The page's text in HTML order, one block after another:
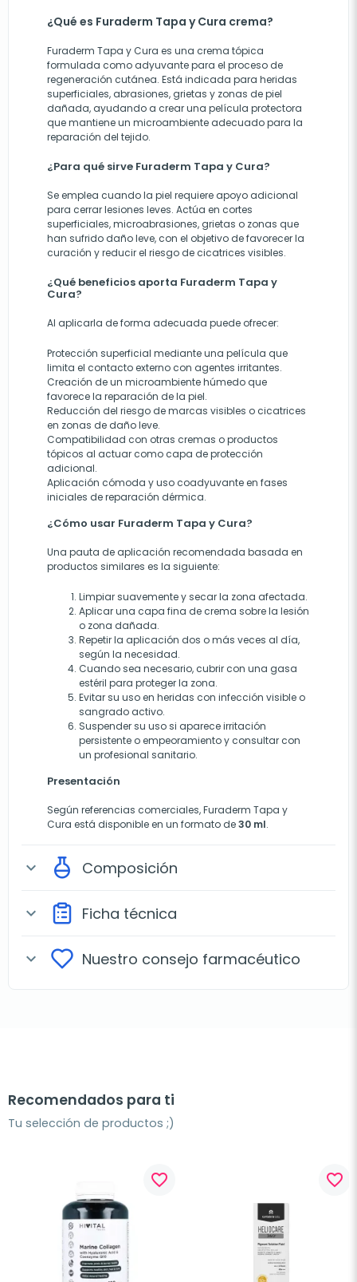
¿Qué es Furaderm Tapa y Cura crema?
Furaderm Tapa y Cura es una crema tópica
formulada como adyuvante para el proceso de
regeneración cutánea. Está indicada para heridas
superficiales, abrasiones, grietas y zonas de piel
dañada, ayudando a crear una película protectora
que mantiene un microambiente adecuado para la
reparación del tejido.
¿Para qué sirve Furaderm Tapa y Cura?
Se emplea cuando la piel requiere apoyo adicional
para cerrar lesiones leves. Actúa en cortes
superficiales, microabrasiones, grietas o zonas que
han sufrido daño leve, con el objetivo de favorecer la
curación y reducir el riesgo de cicatrices visibles.
¿Qué beneficios aporta Furaderm Tapa y
Cura?
Al aplicarla de forma adecuada puede ofrecer:
Protección superficial mediante una película que
limita el contacto externo con agentes irritantes.
Creación de un microambiente húmedo que
favorece la reparación de la piel.
Reducción del riesgo de marcas visibles o cicatrices
en zonas de daño leve.
Compatibilidad con otras cremas o productos
tópicos al actuar como capa de protección
adicional.
Aplicación cómoda y uso coadyuvante en fases
iniciales de reparación dérmica.
¿Cómo usar Furaderm Tapa y Cura?
Una pauta de aplicación recomendada basada en
productos similares es la siguiente:
Limpiar suavemente y secar la zona afectada.
Aplicar una capa fina de crema sobre la lesión
o zona dañada.
Repetir la aplicación dos o más veces al día,
según la necesidad.
Cuando sea necesario, cubrir con una gasa
estéril para proteger la zona.
Evitar su uso en heridas con infección visible o
sangrado activo.
Suspender su uso si aparece irritación
persistente o empeoramiento y consultar con
un profesional sanitario.
Presentación
Según referencias comerciales, Furaderm Tapa y
Cura está disponible en un formato de30 ml.
expand_more Composición
expand_more Ficha técnica
expand_more Nuestro consejo farmacéutico
Recomendados para ti
Tu selección de productos ;)
favorite_border favorite_border